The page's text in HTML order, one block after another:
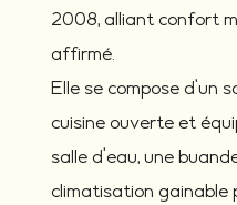
2008, alliant confort
affirmé.
Elle se compose d’un
cuisine ouverte et
salle d’eau, une
climatisation